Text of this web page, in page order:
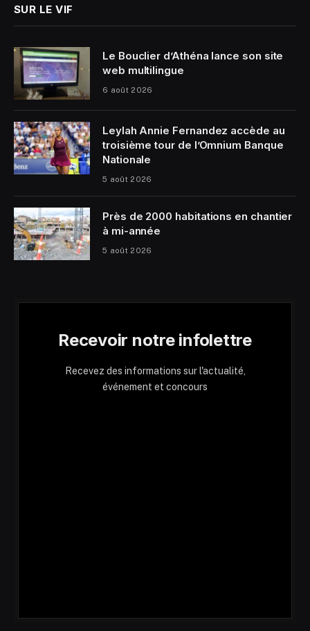
SUR LE VIF
Le Bouclier d’Athéna lance son site
web multilingue
6 août 2026
Leylah Annie Fernandez accède au
troisième tour de l’Omnium Banque
Nationale
5 août 2026
Près de 2000 habitations en chantier
à mi-année
5 août 2026
Recevoir notre infolettre
Recevez des informations sur l'actualité,
événement et concours